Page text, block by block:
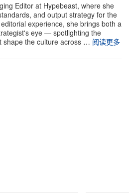
Editor at Hypebeast, where she
and output strategy for the
experience, she brings both a
eye — spotlighting the
shape the culture across … 阅读更多